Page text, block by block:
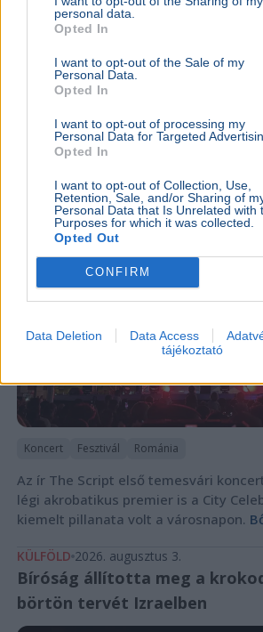
personal data.
Opted In
I want to opt-out of the Sale of my
Personal Data.
Opted In
I want to opt-out of processing my
Personal Data for Targeted
Opted In
I want to opt-out of Collection, Use,
Retention, Sale, and/or Sharing of
Personal Data that Is Unrelated with
Purposes for which it was collected.
Opted Out
CONFIRM
Data Deletion Data Access
tájékoztató
Egy ukrán drón hét ember halálát
nyaralók közé csapódott a Fekete-
KÜLFÖLD 2026. augusztus 3.
The Script koncertjén
Koncert Fesztivál Románia
Az ír The Script első temesvári
légi akrobatikus premier is a City
kiemelt pillanata volt a városnapon.
KÜLFÖLD 2026. augusztus 3.
Bíróság állította meg a
börtön tervét Izraelben